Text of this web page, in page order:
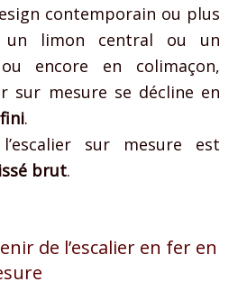
contemporain ou plus
un limon central ou un
encore en colimaçon,
sur mesure se décline en
.
sur mesure est
brut.
de l’escalier en fer en